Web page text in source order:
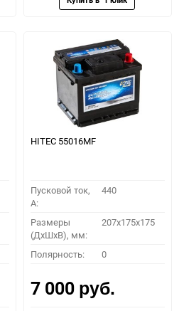
HITEC 55016MF
Пусковой ток,
A:
440
Размеры
(ДхШхВ), мм:
207x175x175
Полярность: 0
7 000 руб.